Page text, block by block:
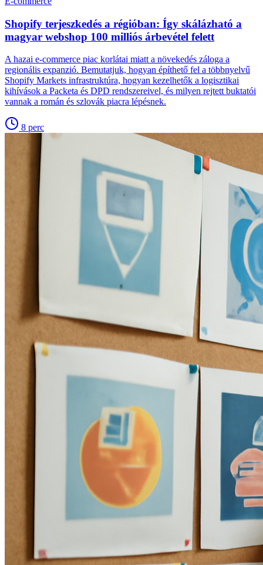
Shopify terjeszkedés a régióban: Így skálázható a
magyar webshop 100 milliós árbevétel felett
A hazai e-commerce piac korlátai miatt a növekedés záloga a
regionális expanzió. Bemutatjuk, hogyan építhető fel a többnyelvű
Shopify Markets infrastruktúra, hogyan kezelhetők a logisztikai
kihívások a Packeta és DPD rendszereivel, és milyen rejtett buktatói
vannak a román és szlovák piacra lépésnek.
8 perc